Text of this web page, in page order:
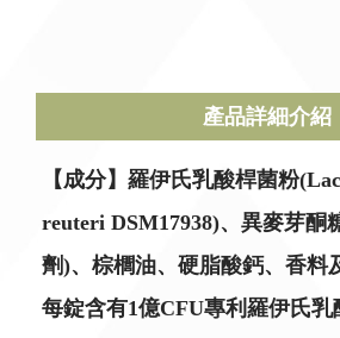
產品詳細介紹
【成分】羅伊氏乳酸桿菌粉
reuteri DSM17938)、異麥芽酮
劑)、棕櫚油、硬脂酸鈣、香料
每錠含有1億CFU專利羅伊氏